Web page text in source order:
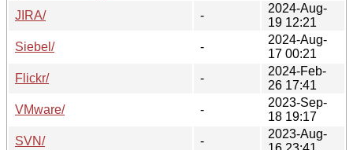
JIRA/
-
2024-Aug-
19 12:21
Siebel/
-
2024-Aug-
17 00:21
Flickr/
-
2024-Feb-
26 17:41
VMware/
-
2023-Sep-
18 19:17
SVN/
-
2023-Aug-